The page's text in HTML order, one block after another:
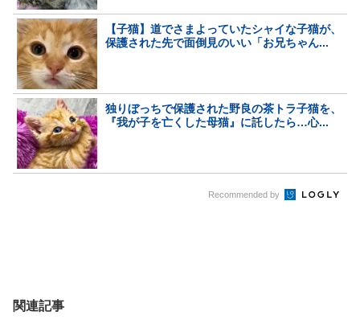
【子猫】道でさまよっていたシャイな子猫が、
保護された先で面倒見のいい「お兄ちゃん...
独りぼっちで保護された野良の茶トラ子猫を、
『我が子を亡くした母猫』に託したら…心...
Recommended by
関連記事